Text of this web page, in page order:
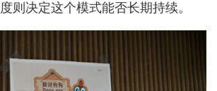
则决定这个模式能否长期持续。